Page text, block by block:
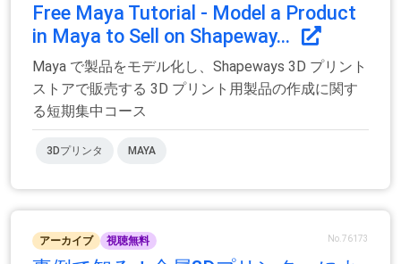
Free Maya Tutorial - Model a Product
in Maya to Sell on Shapeway...
Maya で製品をモデル化し、Shapeways 3D プリント
ストアで販売する 3D プリント用製品の作成に関す
る短期集中コース
3Dプリンタ MAYA
アーカイブ 視聴無料 No.76173